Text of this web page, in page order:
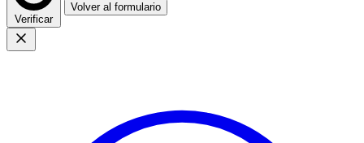
Verificar
Volver al formulario